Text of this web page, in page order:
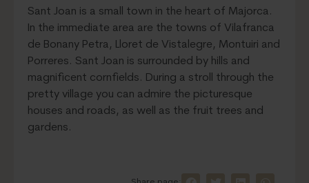
Sant Joan is a small town in the heart of Majorca.
In the immediate area are the towns of Vilafranca
de Bonany Petra, Lloret de Vistalegre, Montuiri and
Porreres. Sant Joan is surrounded by hills and
magnificent cornfields. During a stroll through the
pretty village you can admire the picturesque
houses and roads, as well as the fruit trees and
gardens.